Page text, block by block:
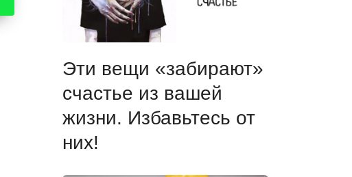
Эти вещи «забирают»
счастье из вашей
жизни. Избавьтесь от
них!